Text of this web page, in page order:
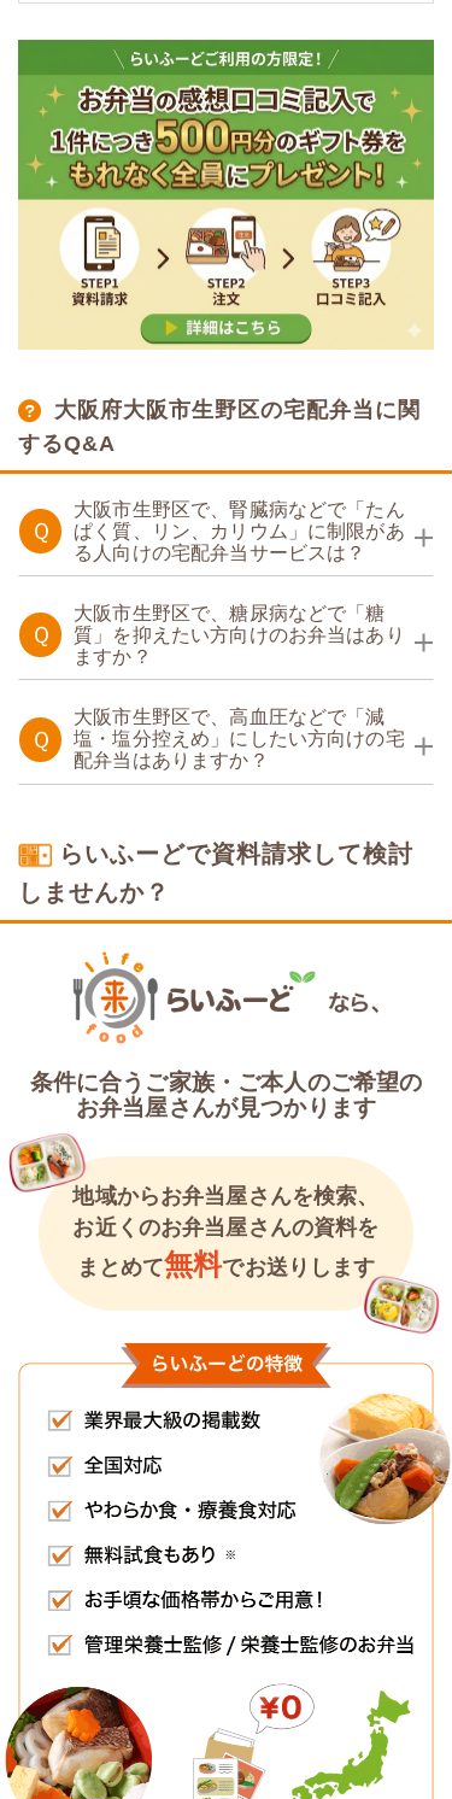
大阪府大阪市生野区の宅配弁当に関
するQ&A
Ｑ
大阪市生野区で、腎臓病などで「たん
ぱく質、リン、カリウム」に制限があ
る人向けの宅配弁当サービスは？
たんぱく調整食
Ｑ
大阪市生野区で、糖尿病などで「糖
質」を抑えたい方向けのお弁当はあり
ますか？
Ｑ
大阪市生野区で、高血圧などで「減
塩・塩分控えめ」にしたい方向けの宅
配弁当はありますか？
らいふーどで資料請求して検討
しませんか？
条件に合うご家族・ご本人のご希望の
お弁当屋さんが見つかります
地域からお弁当屋さんを検索、
お近くのお弁当屋さんの資料を
まとめて無料でお送りします